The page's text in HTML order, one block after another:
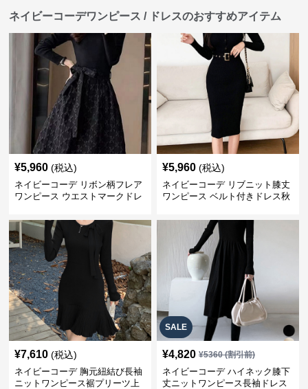
ネイビーコーデワンピース / ドレスのおすすめアイテム
¥5,960 (税込)
ネイビーコーデ リボン柄フレア
ワンピース ウエストマークドレ
¥5,960 (税込)
ネイビーコーデ リブニット膝丈
ワンピース ベルト付きドレス秋
¥7,610 (税込)
ネイビーコーデ 胸元紐結び長袖
ニットワンピース裾プリーツ上
SALE
¥4,820 ¥5360(割引前)
ネイビーコーデ ハイネック膝下
丈ニットワンピース長袖ドレス